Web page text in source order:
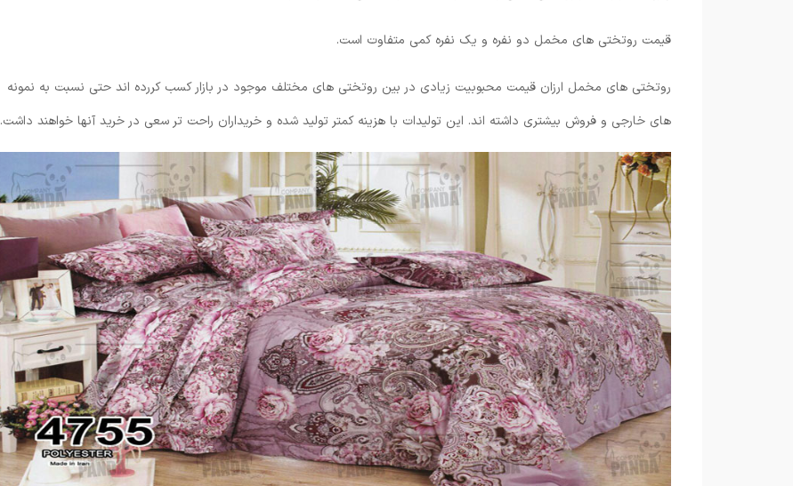
قیمت روتختی های مخمل دو نفره و یک نفره کمی متفاوت است.
روتختی های مخمل ارزان قیمت محبوبیت زیادی در بین روتختی های مختلف موجود در بازار کسب کررده اند حتی نسبت به نمونه
های خارجی و فروش بیشتری داشته اند. این تولیدات با هزینه کمتر تولید شده و خریداران راحت تر سعی در خرید آنها خواهند داشت.